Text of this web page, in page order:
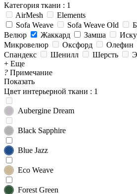
Категория ткани : 1
AirMesh
Elements
Sofa Weave
Sofa Weave Old
Велюр
Жаккард Замша
Микровелюр
Оксфорд Олефин
Спандекс
Шенилл Шерсть
+ Еще
? Примечание
Показать
Цвет интерьерной ткани : 1
Aubergine Dream
Black Sapphire
Blue Jazz
Eco Weave
Forest Green